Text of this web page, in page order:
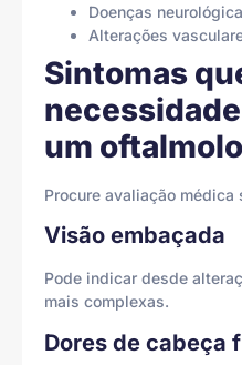
Doenças
Alterações
Sintomas
um
Procure avaliação médica
Visão embaçada
Pode indicar desde
mais complexas.
Dores de cabeça